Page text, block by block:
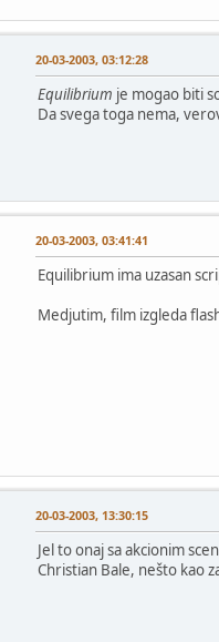
20-03-2003, 03:12:28
Equilibrium je mogao biti
Da svega toga nema,
20-03-2003, 03:41:41
Equilibrium ima uzasan
Medjutim, film izgleda
20-03-2003, 13:30:15
Jel to onaj sa akcionim
Christian Bale, nešto kao